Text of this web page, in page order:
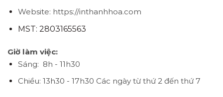
Website: https://inthanhhoa.com
MST: 2803165563
Giờ làm việc:
Sáng: 8h - 11h30
Chiều: 13h30 - 17h30 Các ngày từ thứ 2 đến thứ 7